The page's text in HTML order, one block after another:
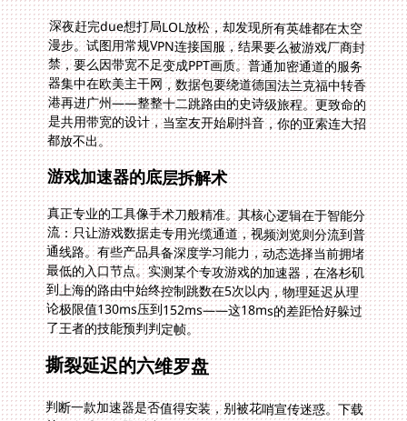
深夜赶完due想打局LOL放松，却发现所有英雄都在太空
漫步。试图用常规VPN连接国服，结果要么被游戏厂商封
禁，要么因带宽不足变成PPT画质。普通加密通道的服务
器集中在欧美主干网，数据包要绕道德国法兰克福中转香
港再进广州——整整十二跳路由的史诗级旅程。更致命的
是共用带宽的设计，当室友开始刷抖音，你的亚索连大招
都放不出。
游戏加速器的底层拆解术
真正专业的工具像手术刀般精准。其核心逻辑在于智能分
流：只让游戏数据走专用光缆通道，视频浏览则分流到普
通线路。有些产品具备深度学习能力，动态选择当前拥堵
最低的入口节点。实测某个专攻游戏的加速器，在洛杉矶
到上海的路由中始终控制跳数在5次以内，物理延迟从理
论极限值130ms压到152ms——这18ms的差距恰好躲过
了王者的技能预判判定帧。
撕裂延迟的六维罗盘
判断一款加速器是否值得安装，别被花哨宣传迷惑。下载
前用全球服务器测速工具跑分，重点观测晚高峰8点上海
骨干网丢包率。当看到某款工具在德国法兰克福节点能保
持97%的传输稳定度，瞬间明白其铺设的专线在真正穿透